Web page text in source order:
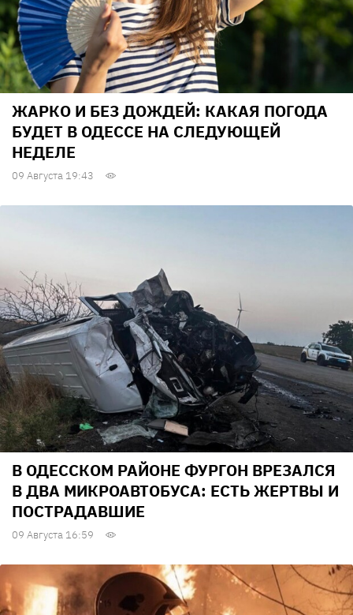
ЖАРКО И БЕЗ ДОЖДЕЙ: КАКАЯ ПОГОДА
БУДЕТ В ОДЕССЕ НА СЛЕДУЮЩЕЙ
НЕДЕЛЕ
09 Августа 19:43
В ОДЕССКОМ РАЙОНЕ ФУРГОН ВРЕЗАЛСЯ
В ДВА МИКРОАВТОБУСА: ЕСТЬ ЖЕРТВЫ И
ПОСТРАДАВШИЕ
09 Августа 16:59